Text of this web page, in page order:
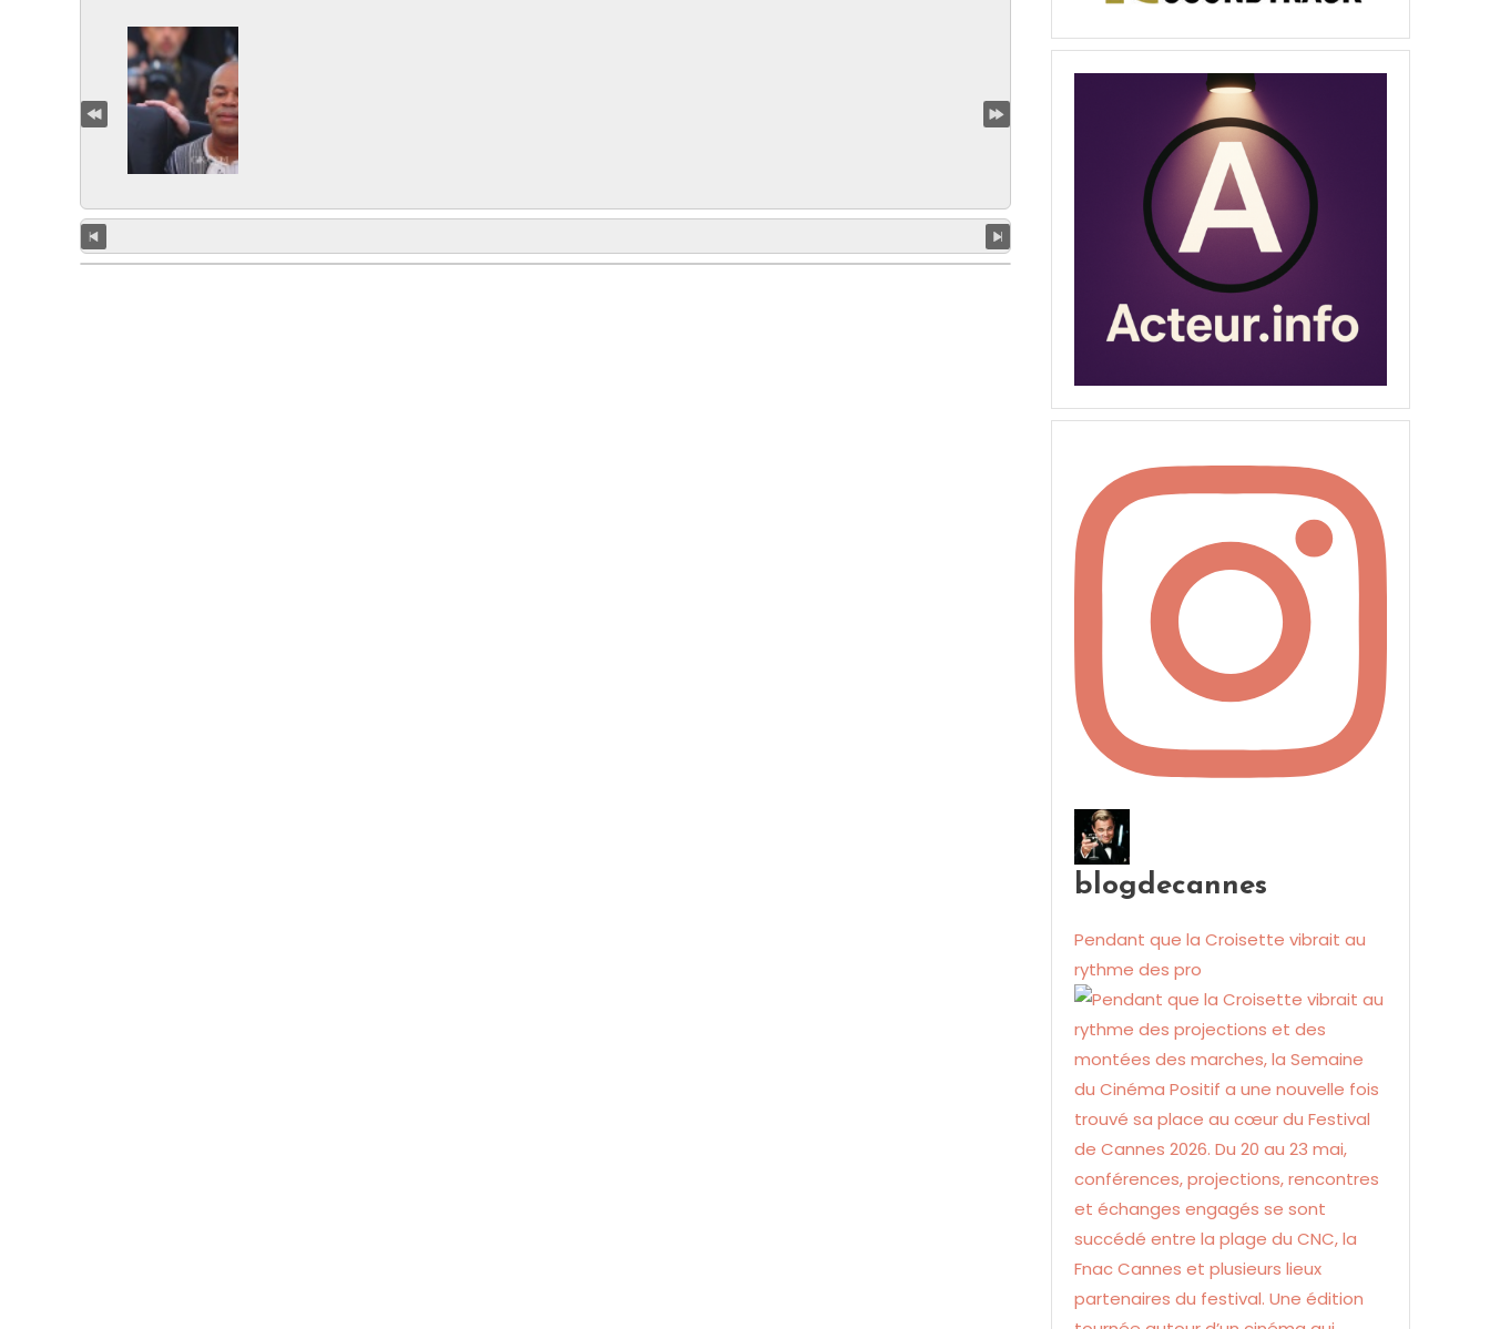
blogdecannes
Pendant que la Croisette vibrait au
rythme des pro